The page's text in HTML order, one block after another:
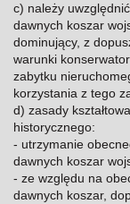
c) należy
dawnych koszar
dominujący, z
warunki
zabytku
korzystania z tego
d) zasady
historycznego:
- utrzymanie
dawnych koszar
- ze względu na
dawnych koszar,